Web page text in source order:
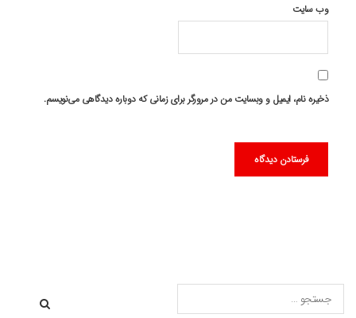
وب‌ سایت
ذخیره نام، ایمیل و وبسایت من در مرورگر برای زمانی که دوباره دیدگاهی می‌نویسم.